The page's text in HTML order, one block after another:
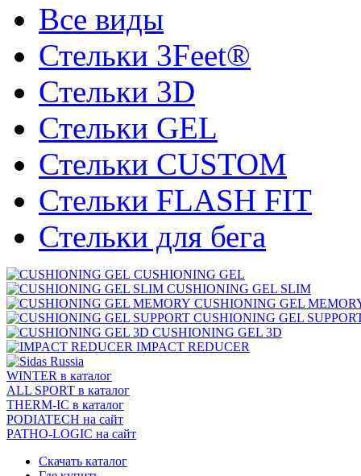
Все виды
Стельки 3Feet®
Стельки 3D
Стельки GEL
Стельки CUSTOM
Стельки FLASH FIT
Стельки для бега
CUSHIONING GEL
CUSHIONING GEL SLIM
CUSHIONING GEL
CUSHIONING GEL
CUSHIONING GEL 3D
IMPACT REDUCER
WINTER в каталог
ALL SPORT в каталог
THERM-IC в каталог
PODIATECH на сайт
PATHO-LOGIC на сайт
Скачать каталог